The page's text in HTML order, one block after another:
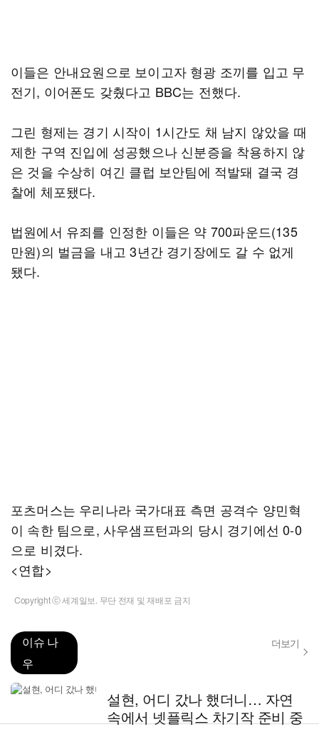
이들은 안내요원으로 보이고자 형광 조끼를 입고 무
전기, 이어폰도 갖췄다고 BBC는 전했다.
그린 형제는 경기 시작이 1시간도 채 남지 않았을 때
제한 구역 진입에 성공했으나 신분증을 착용하지 않
은 것을 수상히 여긴 클럽 보안팀에 적발돼 결국 경
찰에 체포됐다.
법원에서 유죄를 인정한 이들은 약 700파운드(135
만원)의 벌금을 내고 3년간 경기장에도 갈 수 없게
됐다.
포츠머스는 우리나라 국가대표 측면 공격수 양민혁
이 속한 팀으로, 사우샘프턴과의 당시 경기에선 0-0
으로 비겼다.
<연합>
Copyright ⓒ 세계일보. 무단 전재 및 재배포 금지
이슈 나
우
더보기
설현, 어디 갔나 했더니… 자연
속에서 넷플릭스 차기작 준비 중